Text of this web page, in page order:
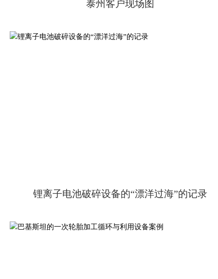
泰州客户现场图
锂离子电池破碎设备的“漂洋过海”的记录